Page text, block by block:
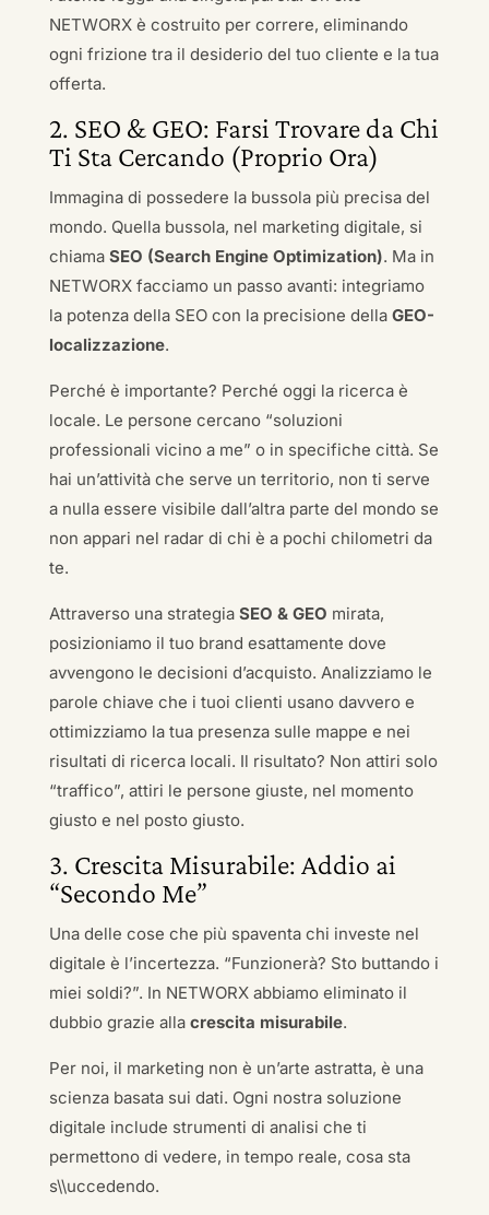
NETWORX è costruito per correre, eliminando
ogni frizione tra il desiderio del tuo cliente e la tua
offerta.
2. SEO & GEO: Farsi Trovare da Chi
Ti Sta Cercando (Proprio Ora)
Immagina di possedere la bussola più precisa del
mondo. Quella bussola, nel marketing digitale, si
chiama SEO (Search Engine Optimization). Ma in
NETWORX facciamo un passo avanti: integriamo
la potenza della SEO con la precisione della GEO-
localizzazione.
Perché è importante? Perché oggi la ricerca è
locale. Le persone cercano “soluzioni
professionali vicino a me” o in specifiche città. Se
hai un’attività che serve un territorio, non ti serve
a nulla essere visibile dall’altra parte del mondo se
non appari nel radar di chi è a pochi chilometri da
te.
Attraverso una strategia SEO & GEO mirata,
posizioniamo il tuo brand esattamente dove
avvengono le decisioni d’acquisto. Analizziamo le
parole chiave che i tuoi clienti usano davvero e
ottimizziamo la tua presenza sulle mappe e nei
risultati di ricerca locali. Il risultato? Non attiri solo
“traffico”, attiri le persone giuste, nel momento
giusto e nel posto giusto.
3. Crescita Misurabile: Addio ai
“Secondo Me”
Una delle cose che più spaventa chi investe nel
digitale è l’incertezza. “Funzionerà? Sto buttando i
miei soldi?”. In NETWORX abbiamo eliminato il
dubbio grazie alla crescita misurabile.
Per noi, il marketing non è un’arte astratta, è una
scienza basata sui dati. Ogni nostra soluzione
digitale include strumenti di analisi che ti
permettono di vedere, in tempo reale, cosa sta
s\\uccedendo.